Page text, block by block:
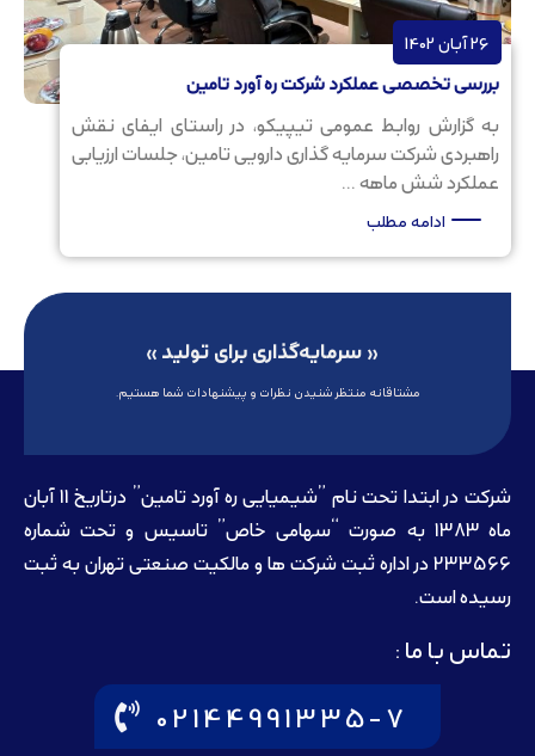
26 آبان 1402
بررسی تخصصی عملکرد شرکت ره آورد تامین
به گزارش روابط عمومی تیپیکو، در راستای ایفای نقش
راهبردی شرکت سرمایه گذاری دارویی تامین، جلسات ارزیابی
عملکرد شش ماهه ...
ادامه مطلب
« سرمایه‌گذاری برای تولید »
مشتاقانه منتظر شنیدن نظرات و پیشنهادات شما هستیم.
شرکت در ابتدا تحت نام ”شیمیایی ره آورد تامين” درتاريخ 11 آبان
ماه 1383 به صورت “سهامی خاص” تاسيس و تحت شماره
233566 در اداره ثبت شرکت ها و مالکيت صنعتی تهران به ثبت
رسيده است.
تماس با ما :
02144991335-7